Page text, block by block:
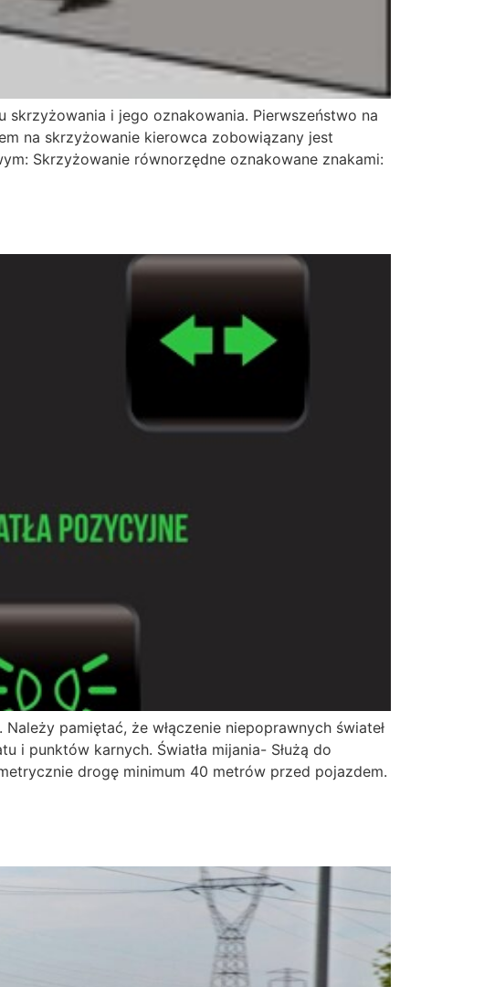
i jego oznakowania. Pierwszeństwo na
na skrzyżowanie kierowca zobowiązany jest
Skrzyżowanie równorzędne oznakowane znakami:
pamiętać, że włączenie niepoprawnych świateł
i punktów karnych. Światła mijania- Służą do
drogę minimum 40 metrów przed pojazdem.